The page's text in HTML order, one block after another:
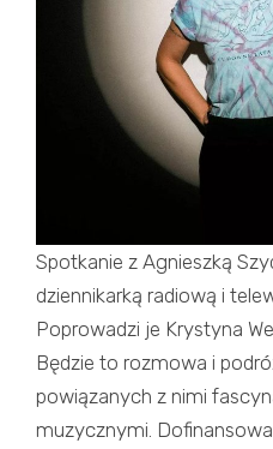
Spotkanie z Agnieszką
dziennikarką radiową i
Poprowadzi je Krystyna
Będzie to rozmowa i
powiązanych z nimi
muzycznymi.